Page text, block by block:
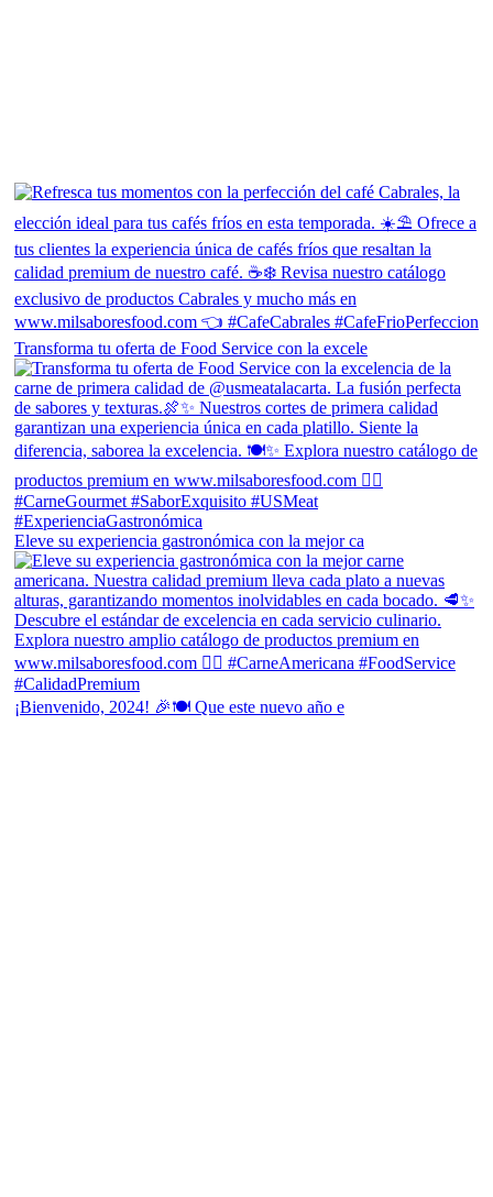
Transforma tu oferta de Food Service con la excele
Eleve su experiencia gastronómica con la mejor ca
¡Bienvenido, 2024! 🎉🍽 Que este nuevo año e